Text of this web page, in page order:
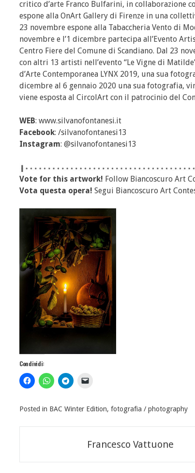
critico d’arte Franco Bulfarini, in collaborazione
espone alla OnArt Gallery di Firenze in una
23 novembre espone alla Tabaccheria Vento di
novembre e l’1 dicembre partecipa all’Evento
Centro Fiere del Comune di Scandiano. Dal 23
con altri 13 artisti nell’evento “Le Vigne di
d’Arte Contemporanea LYNX 2019, una sua
dicembre al 6 gennaio 2020 una sua fotografia,
viene esposta al CircolArt con il patrocinio del
WEB: www.silvanofontanesi.it
Facebook: /silvanofontanesi13
Instagram: @silvanofontanesi13
Vote for this artwork! Follow Biancoscuro Art
Vota questa opera! Segui Biancoscuro Art
Condividi:
Posted in BAC Winter Edition, fotografia / photography
articoli
Francesco Vattuone